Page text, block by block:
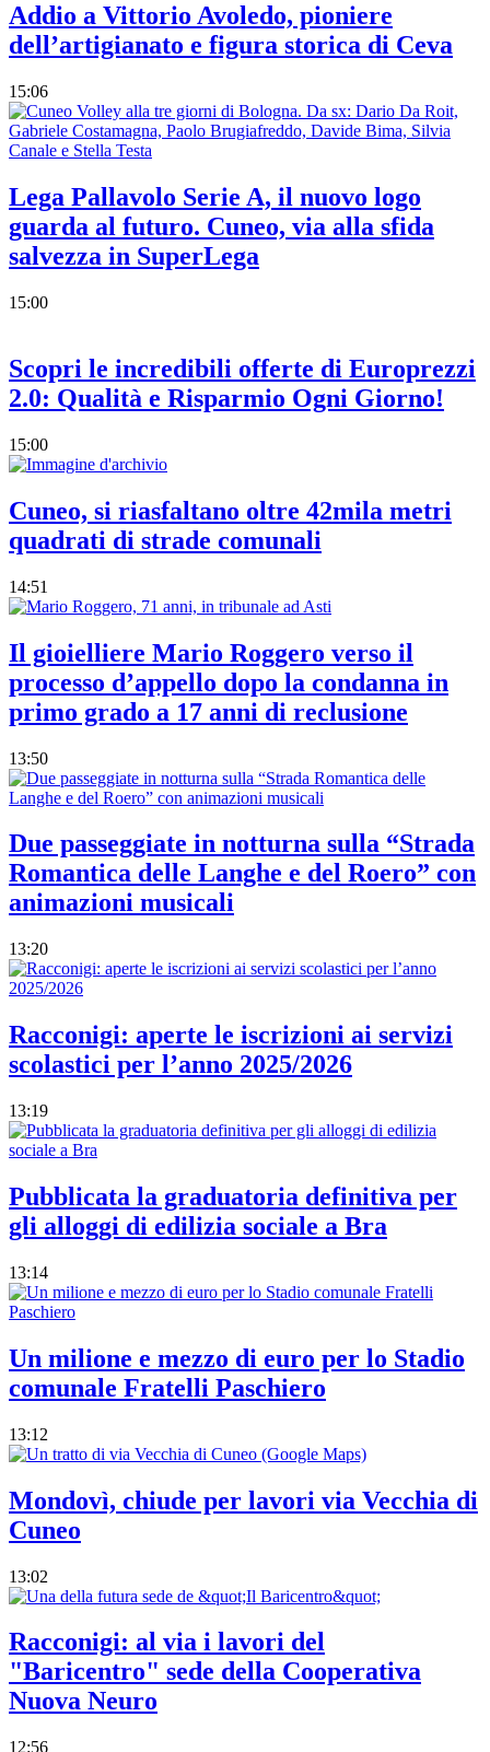
Addio a Vittorio Avoledo, pioniere
dell’artigianato e figura storica di Ceva
15:06
Lega Pallavolo Serie A, il nuovo logo
guarda al futuro. Cuneo, via alla sfida
salvezza in SuperLega
15:00
Scopri le incredibili offerte di Europrezzi
2.0: Qualità e Risparmio Ogni Giorno!
15:00
Cuneo, si riasfaltano oltre 42mila metri
quadrati di strade comunali
14:51
Il gioielliere Mario Roggero verso il
processo d’appello dopo la condanna in
primo grado a 17 anni di reclusione
13:50
Due passeggiate in notturna sulla “Strada
Romantica delle Langhe e del Roero” con
animazioni musicali
13:20
Racconigi: aperte le iscrizioni ai servizi
scolastici per l’anno 2025/2026
13:19
Pubblicata la graduatoria definitiva per
gli alloggi di edilizia sociale a Bra
13:14
Un milione e mezzo di euro per lo Stadio
comunale Fratelli Paschiero
13:12
Mondovì, chiude per lavori via Vecchia di
Cuneo
13:02
Racconigi: al via i lavori del
"Baricentro" sede della Cooperativa
Nuova Neuro
12:56